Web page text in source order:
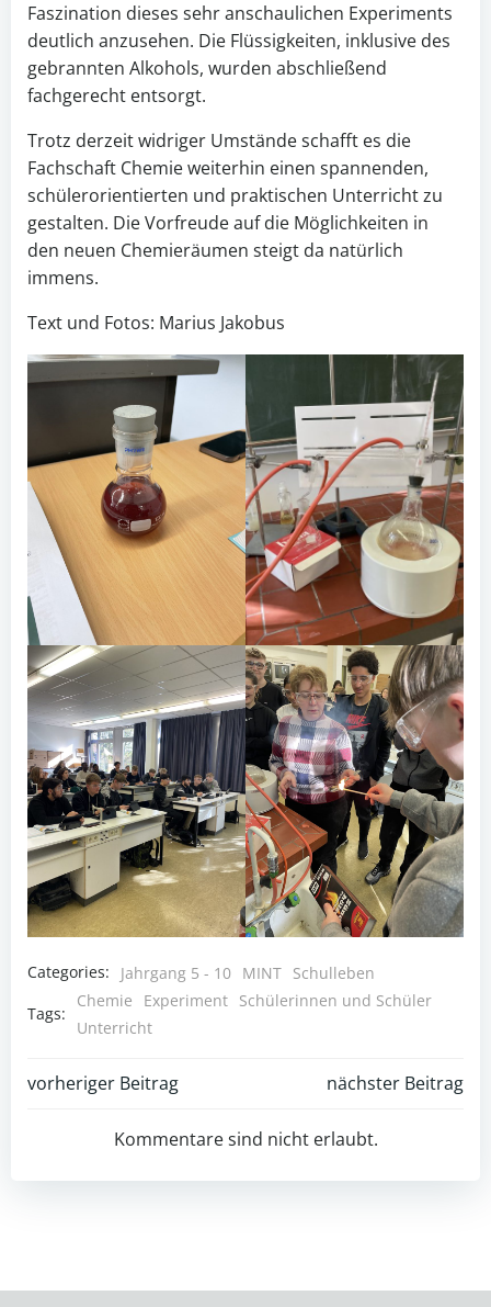
Faszination dieses sehr anschaulichen Experiments
deutlich anzusehen. Die Flüssigkeiten, inklusive des
gebrannten Alkohols, wurden abschließend
fachgerecht entsorgt.
Trotz derzeit widriger Umstände schafft es die
Fachschaft Chemie weiterhin einen spannenden,
schülerorientierten und praktischen Unterricht zu
gestalten. Die Vorfreude auf die Möglichkeiten in
den neuen Chemieräumen steigt da natürlich
immens.
Text und Fotos: Marius Jakobus
Categories: Jahrgang 5 - 10 MINT Schulleben
Tags:
Chemie Experiment Schülerinnen und Schüler
Unterricht
Post
navigation
vorheriger Beitrag
Post
navigation
nächster Beitrag
Kommentare sind nicht erlaubt.